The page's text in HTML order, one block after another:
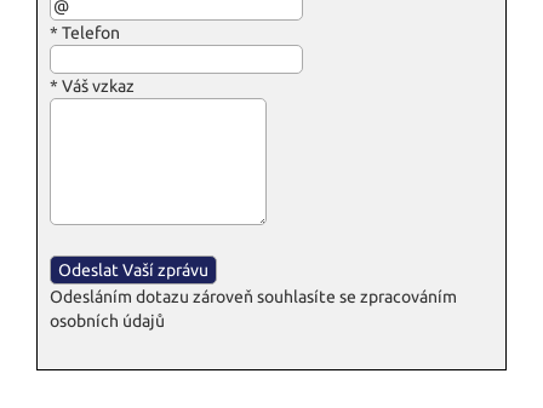
* Telefon
* Váš vzkaz
Odesláním dotazu zároveň souhlasíte se zpracováním
osobních údajů